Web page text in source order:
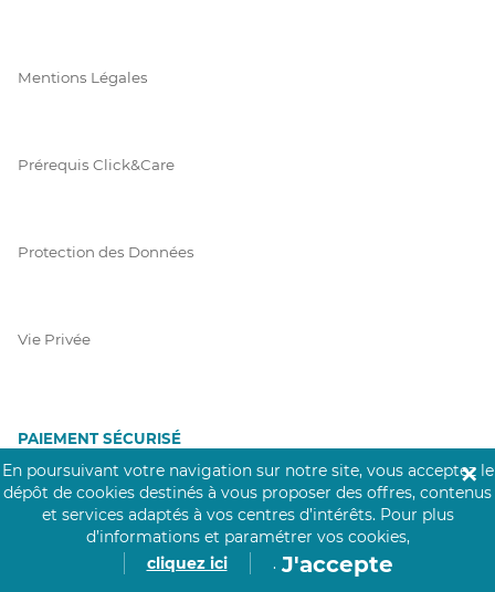
Mentions Légales
Prérequis Click&Care
Protection des Données
Vie Privée
PAIEMENT SÉCURISÉ
La collecte de vos informations de carte bancaire est cryptée
et assurée par Mangopay, société dûment agréée auprès de la
Banque de France.
En poursuivant votre navigation sur notre site, vous acceptez le
dépôt de cookies destinés à vous proposer des offres, contenus
et services adaptés à vos centres d’intérêts. Pour plus
d’informations et paramétrer vos cookies,
cliquez ici
. J'accepte
✕